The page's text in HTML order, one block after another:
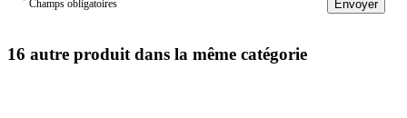
Champs obligatoires Envoyer
16 autre produit dans la même catégorie